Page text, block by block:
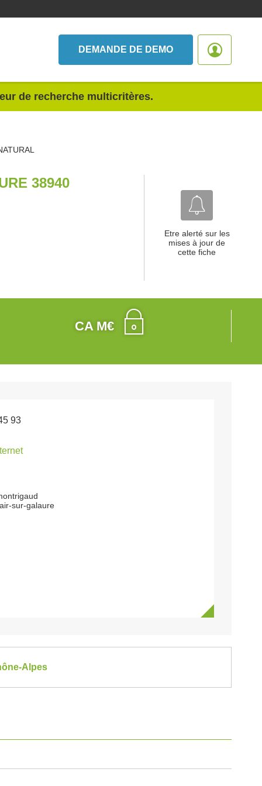
DEMANDE DE DEMO
de recherche multicritères.
38940
Etre alerté sur les
mises à jour de
cette fiche
CA M€
93
sur-galaure
Alpes